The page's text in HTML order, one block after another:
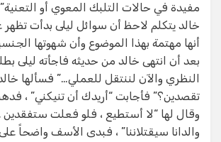
مفيدة في حالات التلبك المعوي أو التعنية”
خالد يتكلم لاحظ أن سوائل ليلى بدأت
أنها مهتمة بهذا الموضوع وأن شهوتها
بعد أن انتهى خالد من حديثه فاجأته ليلى
النظري والآن لننتقل للعملي…” فسألها
تقصدين؟” فأجابت “أريدك أن تنيكني” ،
وقال لها “لا أستطيع ، فلو فعلت
والدانا سيقتلاننا” ، فبدى الأسف واضحاً